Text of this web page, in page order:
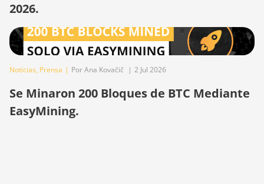
BITMAIN
AntMiner S19
AntMiner S19
Pro Hyd. (184Th)
2026.
Noticias, Prensa | Por Ana Kovačič | 2 Jul 2026
Se Minaron 200 Bloques de BTC Mediante
EasyMining.